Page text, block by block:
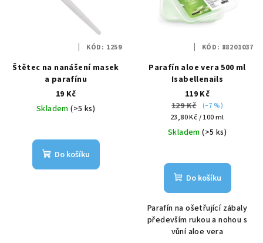
oŠtětec na nanášení masek
a parafínu
19 Kč
Skladem(>5 ks)
Do košíku
KÓD: 1259
Parafín aloe vera 500 ml
Isabellenails
119 Kč
129 Kč
(–7 %)
Měrná
cena:
23,80 Kč / 100 ml
Skladem(>5 ks)
Do košíku
Parafín na ošetřující zábaly
především rukou a nohou s
vůní aloe vera
KÓD: 88201037